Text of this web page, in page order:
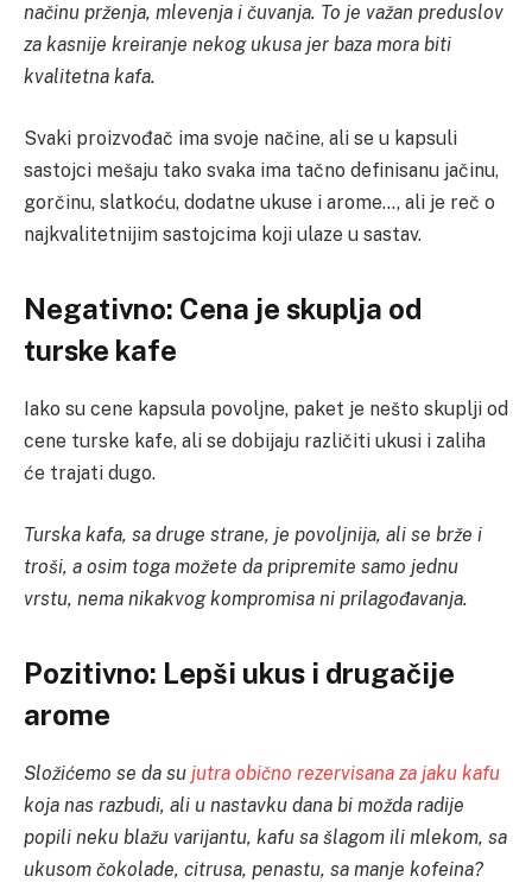
načinu prženja, mlevenja i čuvanja. To je važan preduslov
za kasnije kreiranje nekog ukusa jer baza mora biti
kvalitetna kafa.
Svaki proizvođač ima svoje načine, ali se u kapsuli
sastojci mešaju tako svaka ima tačno definisanu jačinu,
gorčinu, slatkoću, dodatne ukuse i arome…, ali je reč o
najkvalitetnijim sastojcima koji ulaze u sastav.
Negativno: Cena je skuplja od
turske kafe
Iako su cene kapsula povoljne, paket je nešto skuplji od
cene turske kafe, ali se dobijaju različiti ukusi i zaliha
će trajati dugo.
Turska kafa, sa druge strane, je povoljnija, ali se brže i
troši, a osim toga možete da pripremite samo jednu
vrstu, nema nikakvog kompromisa ni prilagođavanja.
Pozitivno: Lepši ukus i drugačije
arome
Složićemo se da su jutra obično rezervisana za jaku kafu
koja nas razbudi, ali u nastavku dana bi možda radije
popili neku blažu varijantu, kafu sa šlagom ili mlekom, sa
ukusom čokolade, citrusa, penastu, sa manje kofeina?